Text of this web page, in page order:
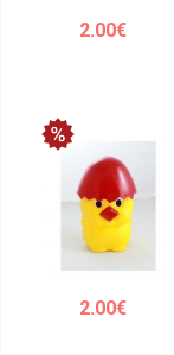
Rokām
Šampūns
Vannai
2.00€
2.00€